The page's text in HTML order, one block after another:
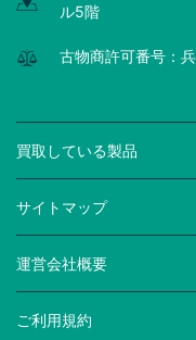
ル5階
古物商許可番号：
買取している製品
サイトマップ
運営会社概要
ご利用規約